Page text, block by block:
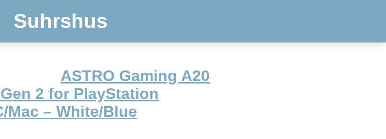
Suhrshus
ASTRO Gaming A20
2 for PlayStation
Mac – White/Blue